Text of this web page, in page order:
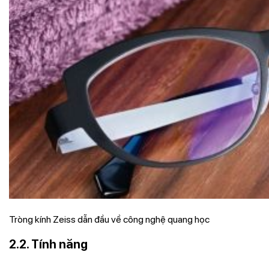
Tròng kính Zeiss dẫn đầu về công nghệ quang học
2.2. Tính năng